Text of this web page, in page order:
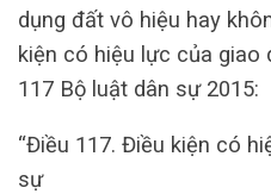
dụng đất vô hiệu hay
kiện có hiệu lực của giao
117 Bộ luật dân sự 2015:
“Điều 117. Điều kiện có
sự